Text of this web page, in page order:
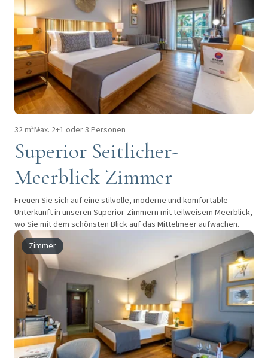
32 m²Max. 2+1 oder 3 Personen
Superior Seitlicher-
Meerblick Zimmer
Freuen Sie sich auf eine stilvolle, moderne und komfortable
Unterkunft in unseren Superior-Zimmern mit teilweisem Meerblick,
wo Sie mit dem schönsten Blick auf das Mittelmeer aufwachen.
Zimmer